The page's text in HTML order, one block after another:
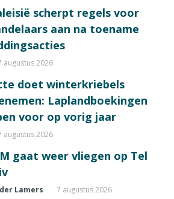
scherpt regels voor
aan na toename
augustus 2026
doet winterkriebels
Laplandboekingen
voor op vorig jaar
augustus 2026
gaat weer vliegen op Tel
Lamers 7 augustus 2026